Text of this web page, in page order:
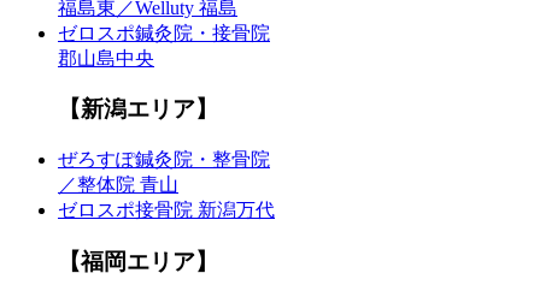
福島東／Welluty 福島
ゼロスポ鍼灸院・接骨院
郡山島中央
【新潟エリア】
ぜろすぽ鍼灸院・整骨院
／整体院 青山
ゼロスポ接骨院 新潟万代
【福岡エリア】